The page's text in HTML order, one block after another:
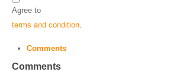
Agree to
terms and condition
Comments
Comments